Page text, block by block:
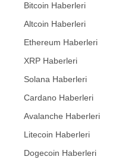
Bitcoin Haberleri
Altcoin Haberleri
Ethereum Haberleri
XRP Haberleri
Solana Haberleri
Cardano Haberleri
Avalanche Haberleri
Litecoin Haberleri
Dogecoin Haberleri